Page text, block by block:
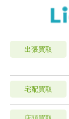
出張買取
宅配買取